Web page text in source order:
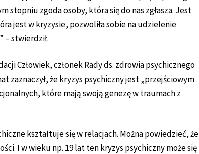
stopniu zgoda osoby, która się do nas zgłasza. Jest
jest w kryzysie, pozwoliła sobie na udzielenie
– stwierdził.
Człowiek, członek Rady ds. zdrowia psychicznego
zaznaczył, że kryzys psychiczny jest „przejściowym
które mają swoją genezę w traumach z
kształtuje się w relacjach. Można powiedzieć, że
I w wieku np. 19 lat ten kryzys psychiczny może się